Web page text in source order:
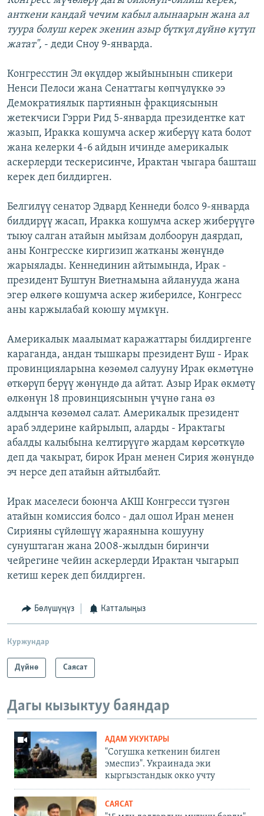
анткени кандай чечим кабыл алынаарын жана ал
туура болуш керек экенин азыр бүткүл дүйнө күтүп
жатат", - деди Сноу 9-январда.
Конгресстин Эл өкүлдөр жыйынынын спикери
Ненси Пелоси жана Сенаттагы көпчүлүккө ээ
Демократиялык партиянын фракциясынын
жетекчиси Гэрри Рид 5-январда президентке кат
жазып, Иракка кошумча аскер жиберүү ката болот
жана келерки 4-6 айдын ичинде америкалык
аскерлерди тескерисинче, Ирактан чыгара башташ
керек деп билдирген.
Белгилүү сенатор Эдвард Кеннеди болсо 9-январда
билдирүү жасап, Иракка кошумча аскер жиберүүгө
тыюу салган атайын мыйзам долбоорун даярдап,
аны Конгресске киргизип жатканы жөнүндө
жарыялады. Кеннединин айтымында, Ирак -
президент Буштун Виетнамына айланууда жана
эгер өлкөгө кошумча аскер жиберилсе, Конгресс
аны каржылабай коюшу мүмкүн.
Америкалык маалымат каражаттары билдиргенге
караганда, андан тышкары президент Буш - Ирак
провинцияларына көзөмөл салууну Ирак өкмөтүнө
өткөрүп берүү жөнүндө да айтат. Азыр Ирак өкмөтү
өлкөнүн 18 провинциясынын үчүнө гана өз
алдынча көзөмөл салат. Америкалык президент
араб элдерине кайрылып, аларды - Ирактагы
абалды калыбына келтирүүгө жардам көрсөткүлө
деп да чакырат, бирок Иран менен Сирия жөнүндө
эч нерсе деп атайын айтылбайт.
Ирак маселеси боюнча АКШ Конгресси түзгөн
атайын комиссия болсо - дал ошол Иран менен
Сирияны сүйлөшүү жараянына кошууну
сунуштаган жана 2008-жылдын биринчи
чейрегине чейин аскерлерди Ирактан чыгарып
кетиш керек деп билдирген.
Бөлүшүңүз Катталыңыз
Куржундар
Дүйнө Саясат
Дагы кызыктуу баяндар
АДАМ УКУКТАРЫ
"Согушка кеткенин билген
эмеспиз". Украинада эки
кыргызстандык окко учту
САЯСАТ